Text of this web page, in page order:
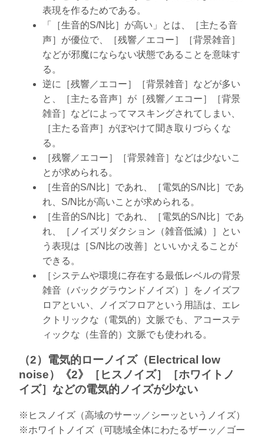
表現を作るためである。
「［生音的S/N比］が高い」とは、［主たる音
声］が優位で、［残響／エコー］［背景雑音］
などが邪魔にならない状態であることを意味す
る。
逆に［残響／エコー］［背景雑音］などが多い
と、［主たる音声］が［残響／エコー］［背景
雑音］などによってマスキングされてしまい、
［主たる音声］がぼやけて聞き取りづらくな
る。
［残響／エコー］［背景雑音］などは少ないこ
とが求められる。
［生音的S/N比］であれ、［電気的S/N比］であ
れ、S/N比が高いことが求められる。
［生音的S/N比］であれ、［電気的S/N比］であ
れ、［ノイズリダクション（雑音低減）］とい
う表現は［S/N比の改善］といいかえることが
できる。
［システムや環境に存在する最低レベルの背景
雑音（バックグラウンドノイズ）］をノイズフ
ロアといい、ノイズフロアという用語は、エレ
クトリックな（電気的）文脈でも、アコーステ
ィックな（生音的）文脈でも使われる。
（2）電気的ローノイズ（Electrical low
noise）《2》［ヒスノイズ］［ホワイトノ
イズ］などの電気的ノイズが少ない
※ヒスノイズ（高域のサーッ／シーッというノイズ）
※ホワイトノイズ（可聴域全体にわたるザーッ／ゴー